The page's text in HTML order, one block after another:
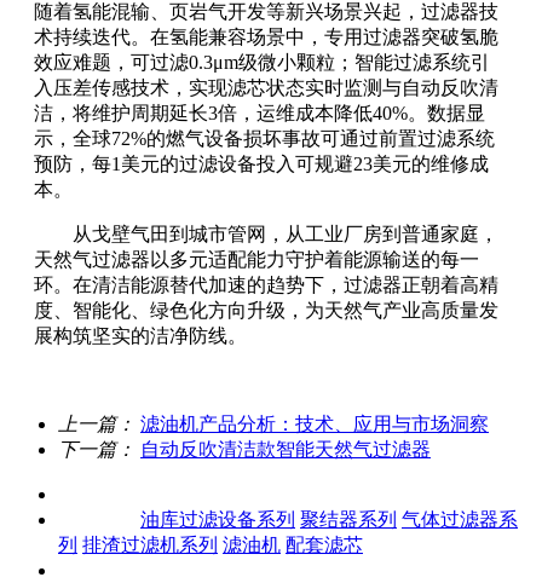
随着氢能混输、页岩气开发等新兴场景兴起，过滤器技
术持续迭代。在氢能兼容场景中，专用过滤器突破氢脆
效应难题，可过滤0.3μm级微小颗粒；智能过滤系统引
入压差传感技术，实现滤芯状态实时监测与自动反吹清
洁，将维护周期延长3倍，运维成本降低40%。数据显
示，全球72%的燃气设备损坏事故可通过前置过滤系统
预防，每1美元的过滤设备投入可规避23美元的维修成
本。
从戈壁气田到城市管网，从工业厂房到普通家庭，
天然气过滤器以多元适配能力守护着能源输送的每一
环。在清洁能源替代加速的趋势下，过滤器正朝着高精
度、智能化、绿色化方向升级，为天然气产业高质量发
展构筑坚实的洁净防线。
上一篇： 滤油机产品分析：技术、应用与市场洞察
下一篇：
自动反吹清洁款智能天然气过滤器
油库过滤设备系列 聚结器系列 气体过滤器系
列 排渣过滤机系列 滤油机 配套滤芯